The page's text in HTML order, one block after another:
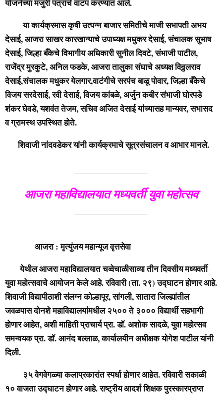
योजनेच्या मंजुरी पत्रांचे वाटप करण्यात आले.
या कार्यक्रमास कृषी उत्पन्न बाजार समितीचे माजी सभापती अभय
देसाई, आजरा साखर कारखान्याचे उपाध्यक्ष मधुकर देसाई, संचालक सुभाष
देसाई, जिल्हा बँकेचे विभागीय अधिकारी सुनील दिवटे, संभाजी पाटील,
राजेंद्र मुरकुटे, अनिल फडके, आजरा तालुका संघाचे अध्यक्ष विठ्ठलराव
देसाई,संचालक मधुकर येलगार,वाटंगीचे सरपंच बाळू पोवार, जिल्हा बँकेचे
विजय सरदेसाई, रवी देसाई, विजय कांबळे, अर्जुन कबीर संभाजी घोरपडे
शंकर घेवडे, यशवंत तेजम, सचिव अजित देसाई यांच्यासह मान्यवर, सभासद
व ग्रामस्थ उपस्थित होते.
शिवाजी नांदवडेकर यांनी कार्यक्रमाचे सूत्रसंचालन व आभार मानले.
आजरा महाविद्यालयात मध्यवर्ती युवा महोत्सव
आजरा : मृत्युंजय महान्यूज वृत्तसेवा
येथील आजरा महाविद्यालयात चव्वेचाळीसाव्या तीन दिवसीय मध्यवर्ती
युवा महोत्सवाचे आयोजन केले आहे. रविवारी (ता. २९) उ‌द्घाटन होणार आहे.
शिवाजी विद्यापीठाशी संलग्न कोल्हापूर, सांगली, सातारा जिल्ह्यांतील
जवळपास दोनशे महाविद्यालयांमधील २५०० ते ३००० विद्यार्थी सहभागी
होणार आहेत, अशी माहिती प्राचार्य प्रा. डॉ. अशोक सादळे, युवा महोत्सव
समन्वयक प्रा. डॉ. आनंद बल्लाळ, कार्यालयीन अधीक्षक योगेश पाटील यांनी
दिली.
३५ वेगवेगळ्या कलाप्रकारांत स्पर्धा होणार आहेत. रविवारी सकाळी
१० वाजता उद्घाटन होणार आहे. राष्ट्रीय आदर्श शिक्षक पुरस्कारप्राप्त